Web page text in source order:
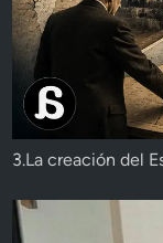
3.La creación del